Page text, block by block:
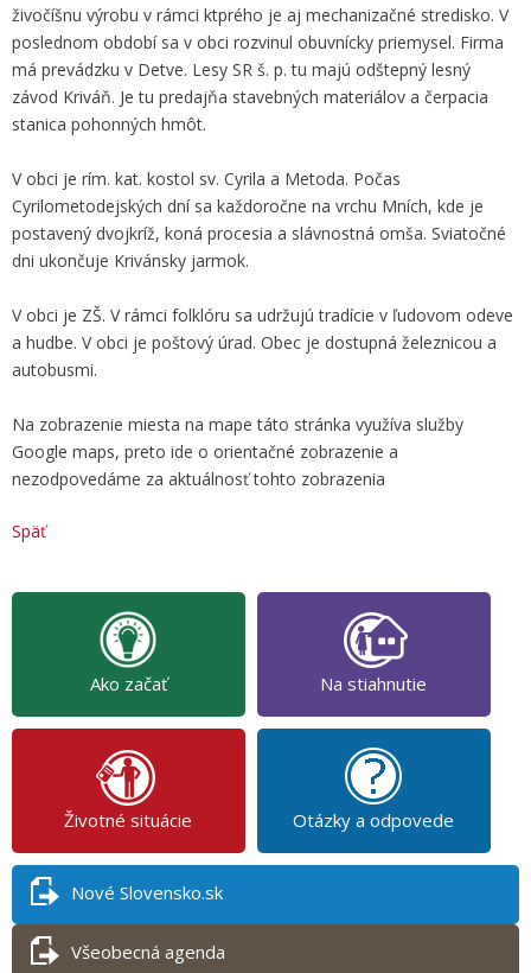
živočíšnu výrobu v rámci ktprého je aj mechanizačné stredisko. V
poslednom období sa v obci rozvinul obuvnícky priemysel. Firma
má prevádzku v Detve. Lesy SR š. p. tu majú odštepný lesný
závod Kriváň. Je tu predajňa stavebných materiálov a čerpacia
stanica pohonných hmôt.
V obci je rím. kat. kostol sv. Cyrila a Metoda. Počas
Cyrilometodejských dní sa každoročne na vrchu Mních, kde je
postavený dvojkríž, koná procesia a slávnostná omša. Sviatočné
dni ukončuje Krivánsky jarmok.
V obci je ZŠ. V rámci folklóru sa udržujú tradície v ľudovom odeve
a hudbe. V obci je poštový úrad. Obec je dostupná železnicou a
autobusmi.
Na zobrazenie miesta na mape táto stránka využíva služby
Google maps, preto ide o orientačné zobrazenie a
nezodpovedáme za aktuálnosť tohto zobrazenia
Späť
Ako začať Na stiahnutie
Životné situácie Otázky a odpovede
Nové Slovensko.sk
Všeobecná agenda